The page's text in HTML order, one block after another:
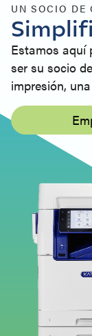
UN SOCIO DE
Estamos aquí
ser su socio
impresión,